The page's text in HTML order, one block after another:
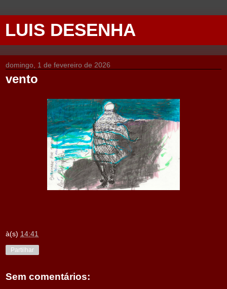
LUIS DESENHA
domingo, 1 de fevereiro de 2026
vento
à(s) 14:41
Partilhar
Sem comentários: